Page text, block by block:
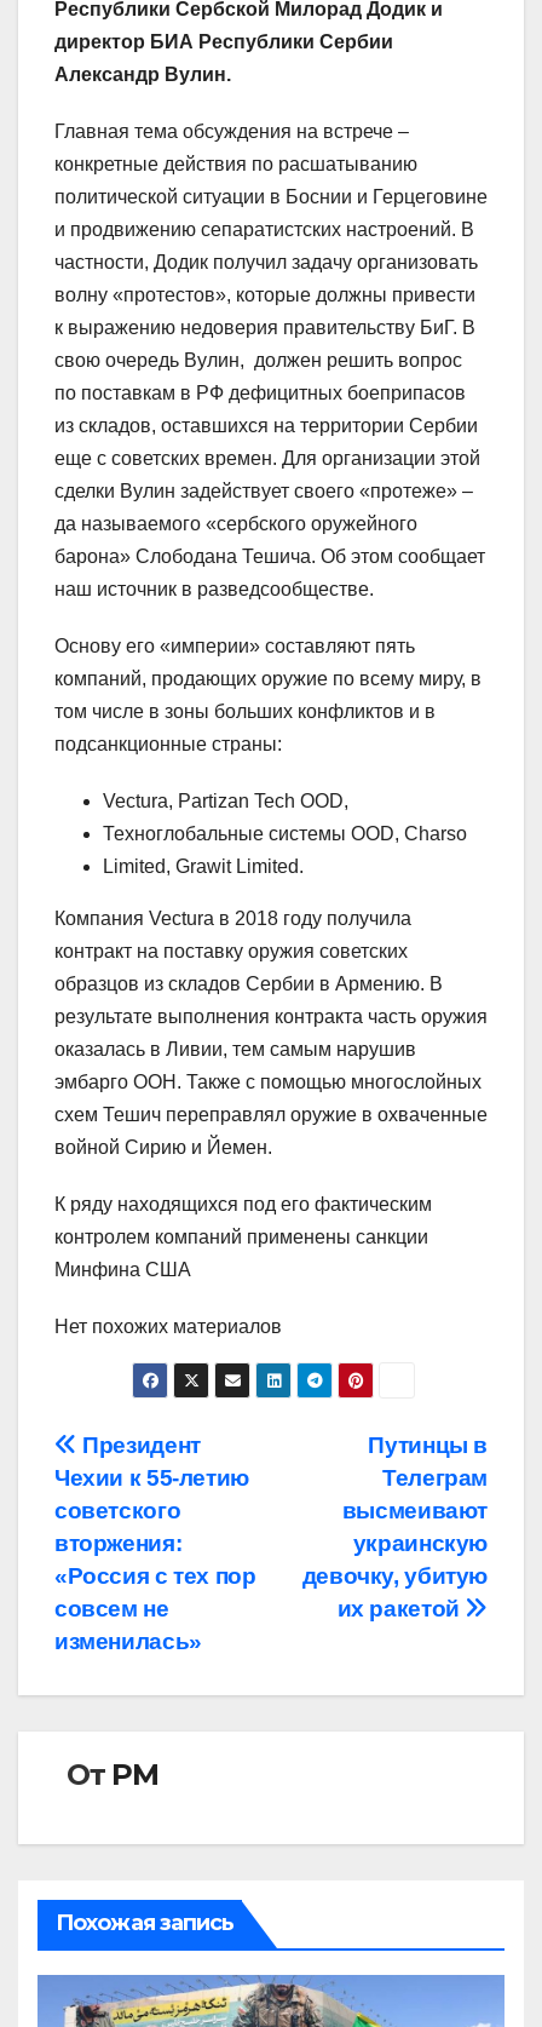
Республики Сербской Милорад Додик и
директор БИА Республики Сербии
Александр Вулин.
Главная тема обсуждения на встрече –
конкретные действия по расшатыванию
политической ситуации в Боснии и Герцеговине
и продвижению сепаратистских настроений. В
частности, Додик получил задачу организовать
волну «протестов», которые должны привести
к выражению недоверия правительству БиГ. В
свою очередь Вулин, должен решить вопрос
по поставкам в РФ дефицитных боеприпасов
из складов, оставшихся на территории Сербии
еще с советских времен. Для организации этой
сделки Вулин задействует своего «протеже» –
да называемого «сербского оружейного
барона» Слободана Тешича. Об этом сообщает
наш источник в разведсообществе.
Основу его «империи» составляют пять
компаний, продающих оружие по всему миру, в
том числе в зоны больших конфликтов и в
подсанкционные страны:
Vectura, Partizan Tech OOD,
Техноглобальные системы OOD, Charso
Limited, Grawit Limited.
Компания Vectura в 2018 году получила
контракт на поставку оружия советских
образцов из складов Сербии в Армению. В
результате выполнения контракта часть оружия
оказалась в Ливии, тем самым нарушив
эмбарго ООН. Также с помощью многослойных
схем Тешич переправлял оружие в охваченные
войной Сирию и Йемен.
К ряду находящихся под его фактическим
контролем компаний применены санкции
Минфина США
Нет похожих материалов
Навигация
по
записям
Путинцы в
Телеграм
высмеивают
украинскую
девочку, убитую
их ракетой
Президент
Чехии к 55-летию
советского
вторжения:
«Россия с тех пор
совсем не
изменилась»
От РМ
Похожая запись